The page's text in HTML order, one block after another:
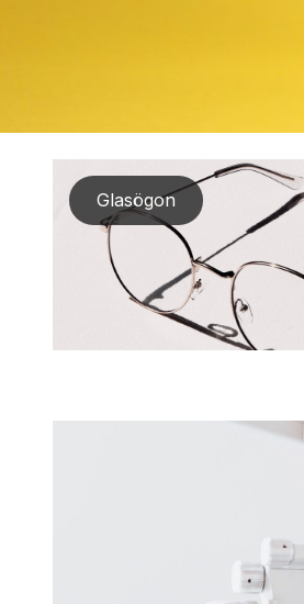
Glasögon